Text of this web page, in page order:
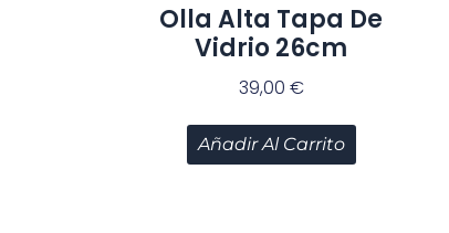
Olla Alta Tapa De
Vidrio 26cm
39,00 €
Añadir Al Carrito